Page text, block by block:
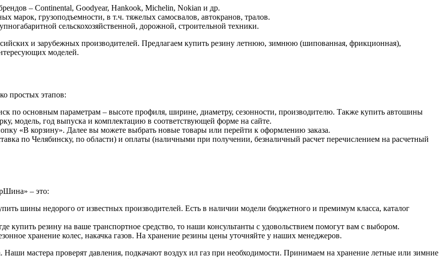
– Continental, Goodyear, Hankook, Michelin, Nokian и др.
марок, грузоподъемности, в т.ч. тяжелых самосвалов, автокранов, тралов.
сельскохозяйственной, дорожной, строительной техники.
и зарубежных производителей. Предлагаем купить резину летнюю, зимнюю (шипованная, фрикционная),
моделей.
простых этапов:
по основным параметрам – высоте профиля, ширине, диаметру, сезонности, производителю. Также купить автошины
модель, год выпуска и комплектацию в соответствующей форме на сайте.
«В корзину». Далее вы можете выбрать новые товары или перейти к оформлению заказа.
по Челябинску, по области) и оплаты (наличными при получении, безналичный расчет перечислением на расчетный
– это:
шины недорого от известных производителей. Есть в наличии модели бюджетного и премимум класса, каталог
купить резину на ваше транспортное средство, то наши консультанты с удовольствием помогут вам с выбором.
хранение колес, накачка газов. На хранение резины цены уточняйте у наших менеджеров.
мастера проверят давления, подкачают воздух ил газ при необходимости. Принимаем на хранение летные или зимние